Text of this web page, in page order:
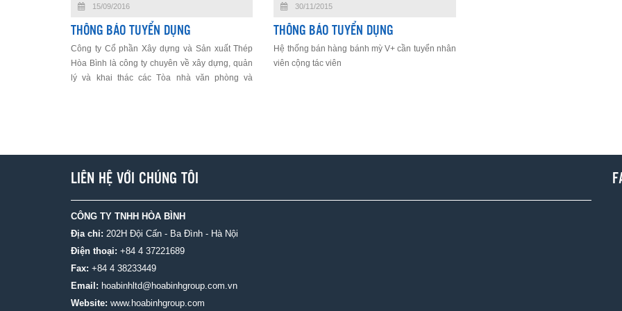
15/09/2016
THÔNG BÁO TUYỂN DỤNG
Công ty Cổ phần Xây dựng và Sản xuất Thép
Hòa Bình là công ty chuyên về xây dựng, quản
lý và khai thác các Tòa nhà văn phòng và
30/11/2015
THÔNG BÁO TUYỂN DỤNG
Hệ thống bán hàng bánh mỳ V+ cần tuyển nhân
viên cộng tác viên
LIÊN HỆ VỚI CHÚNG TÔI
CÔNG TY TNHH HÒA BÌNH
Địa chỉ: 202H Đội Cấn - Ba Đình - Hà Nội
Điện thoại: +84 4 37221689
Fax: +84 4 38233449
Email: hoabinhltd@hoabinhgroup.com.vn
Website: www.hoabinhgroup.com